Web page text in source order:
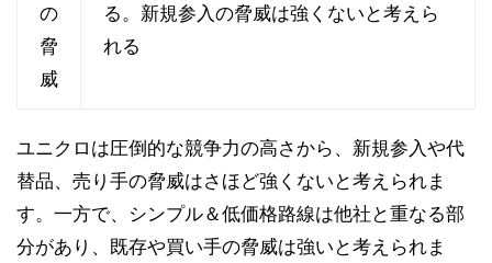
の
脅
威
る。新規参入の脅威は強くないと考えら
れる
ユニクロは圧倒的な競争力の高さから、新規参入や代
替品、売り手の脅威はさほど強くないと考えられま
す。一方で、シンプル＆低価格路線は他社と重なる部
分があり、既存や買い手の脅威は強いと考えられま